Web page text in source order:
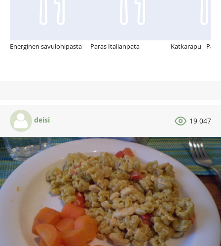
Energinen savulohipasta Paras Italianpata Katkarapu -
deisi 19 047